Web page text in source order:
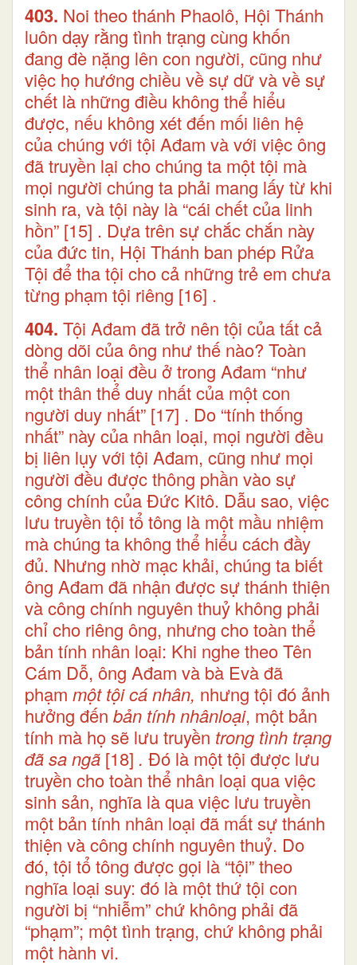
403. Noi theo thánh Phaolô, Hội Thánh
luôn dạy rằng tình trạng cùng khốn
đang đè nặng lên con người, cũng như
việc họ hướng chiều về sự dữ và về sự
chết là những điều không thể hiểu
được, nếu không xét đến mối liên hệ
của chúng với tội Ađam và với việc ông
đã truyền lại cho chúng ta một tội mà
mọi người chúng ta phải mang lấy từ khi
sinh ra, và tội này là “cái chết của linh
hồn” [15] . Dựa trên sự chắc chắn này
của đức tin, Hội Thánh ban phép Rửa
Tội để tha tội cho cả những trẻ em chưa
từng phạm tội riêng [16] .
404. Tội Ađam đã trở nên tội của tất cả
dòng dõi của ông như thế nào? Toàn
thể nhân loại đều ở trong Ađam “như
một thân thể duy nhất của một con
người duy nhất” [17] . Do “tính thống
nhất” này của nhân loại, mọi người đều
bị liên lụy với tội Ađam, cũng như mọi
người đều được thông phần vào sự
công chính của Đức Kitô. Dẫu sao, việc
lưu truyền tội tổ tông là một mầu nhiệm
mà chúng ta không thể hiểu cách đầy
đủ. Nhưng nhờ mạc khải, chúng ta biết
ông Ađam đã nhận được sự thánh thiện
và công chính nguyên thuỷ không phải
chỉ cho riêng ông, nhưng cho toàn thể
bản tính nhân loại: Khi nghe theo Tên
Cám Dỗ, ông Ađam và bà Evà đã
phạm một tội cá nhân, nhưng tội đó ảnh
hưởng đến bản tính nhânloại, một bản
tính mà họ sẽ lưu truyền trong tình trạng
đã sa ngã [18] . Đó là một tội được lưu
truyền cho toàn thể nhân loại qua việc
sinh sản, nghĩa là qua việc lưu truyền
một bản tính nhân loại đã mất sự thánh
thiện và công chính nguyên thuỷ. Do
đó, tội tổ tông được gọi là “tội” theo
nghĩa loại suy: đó là một thứ tội con
người bị “nhiễm” chứ không phải đã
“phạm”; một tình trạng, chứ không phải
một hành vi.